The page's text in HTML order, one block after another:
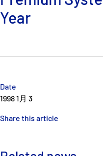
P&I Emergency
ニュースとリソース
Year
Date
1998 1月 3
Share this article